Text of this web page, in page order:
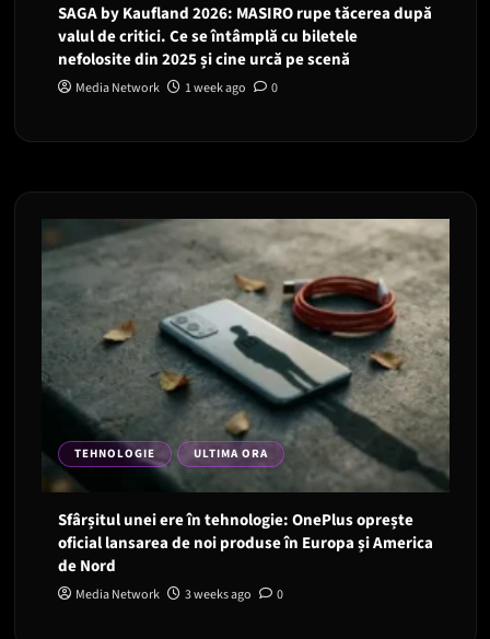
SAGA by Kaufland 2026: MASIRO rupe tăcerea după
valul de critici. Ce se întâmplă cu biletele
nefolosite din 2025 și cine urcă pe scenă
Media Network 1 week ago 0
TEHNOLOGIE ULTIMA ORA
Sfârșitul unei ere în tehnologie: OnePlus oprește
oficial lansarea de noi produse în Europa și America
de Nord
Media Network 3 weeks ago 0